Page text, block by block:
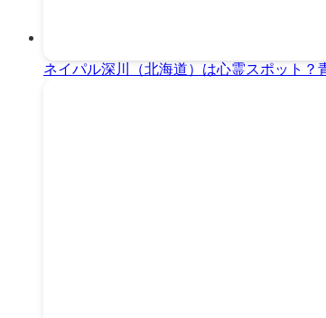
ネイパル深川（北海道）は心霊スポット